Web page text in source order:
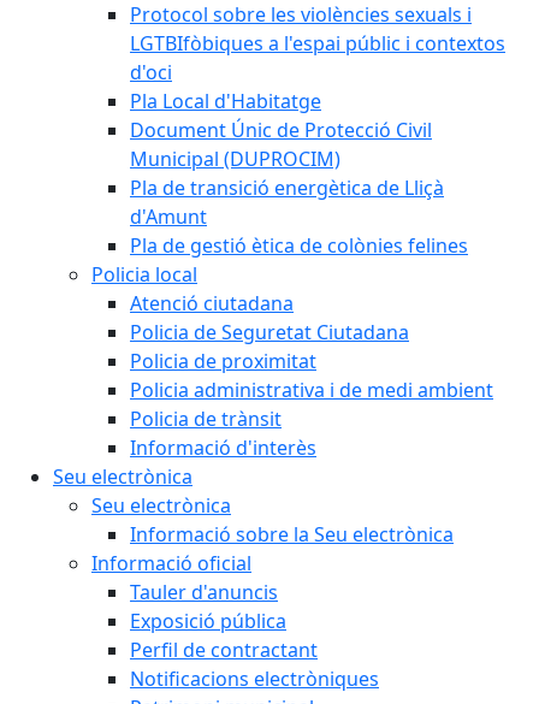
Protocol sobre les violències sexuals i
LGTBIfòbiques a l'espai públic i contextos
d'oci
Pla Local d'Habitatge
Document Únic de Protecció Civil
Municipal (DUPROCIM)
Pla de transició energètica de Lliçà
d'Amunt
Pla de gestió ètica de colònies felines
Policia local
Atenció ciutadana
Policia de Seguretat Ciutadana
Policia de proximitat
Policia administrativa i de medi ambient
Policia de trànsit
Informació d'interès
Seu electrònica
Seu electrònica
Informació sobre la Seu electrònica
Informació oficial
Tauler d'anuncis
Exposició pública
Perfil de contractant
Notificacions electròniques